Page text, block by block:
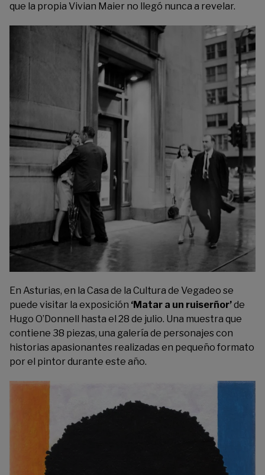
que la propia Vivian Maier no llegó nunca a revelar.
En Asturias, en la Casa de la Cultura de Vegadeo se
puede visitar la exposición ‘Matar a un ruiserñor’de
Hugo O’Donnell hasta el 28 de julio. Una muestra que
contiene 38 piezas, una galería de personajes con
historias apasionantes realizadas en pequeño formato
por el pintor durante este año.